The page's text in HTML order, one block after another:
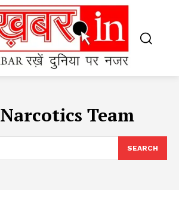
Narcotics Team
SEARCH